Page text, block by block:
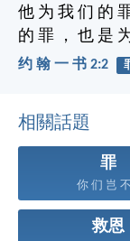
他 为 我 们 的
的 罪 ， 也 是
约 翰 一 书 2:2
相關話題
罪
你 们 岂
救恩